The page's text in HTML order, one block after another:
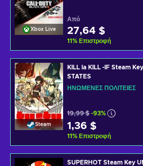
Xbox Live
Από
27,64 $
11% Επιστροφή
Steam
KILL la KILL -IF Steam
STATES
ΗΝΩΜΈΝΕΣ ΠΟΛΙΤΕΊΕΣ
19,99 $ -93%
1,36 $
11% Επιστροφή
SUPERHOT Steam Key